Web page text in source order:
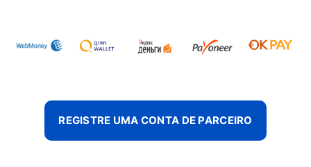
REGISTRE UMA CONTA DE PARCEIRO